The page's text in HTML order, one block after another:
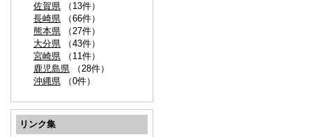
佐賀県 （13件）
長崎県 （66件）
熊本県 （27件）
大分県 （43件）
宮崎県 （11件）
鹿児島県 （28件）
沖縄県 （0件）
リンク集